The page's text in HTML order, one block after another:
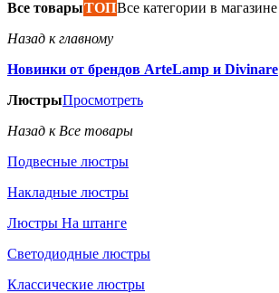
Все товарыТОПВсе категории в магазине
Назад к главному
Новинки от брендов ArteLamp и Divinare
ЛюстрыПросмотреть
Назад к Все товары
Подвесные люстры
Накладные люстры
Люстры На штанге
Светодиодные люстры
Классические люстры